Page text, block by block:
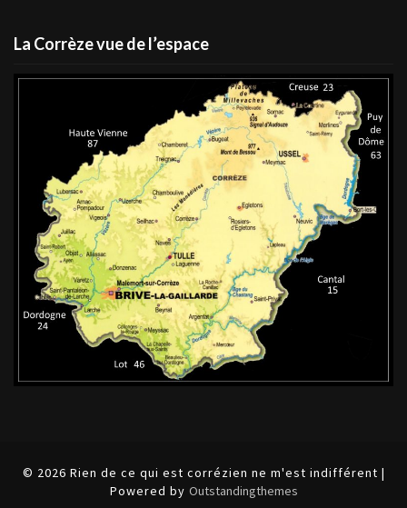
La Corrèze vue de l’espace
© 2026 Rien de ce qui est corrézien ne m'est indifférent |
Powered by Outstandingthemes